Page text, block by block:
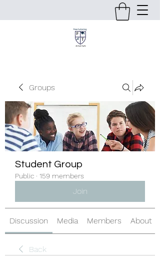
Groups
Student Group
Public · 159 members
Join
Discussion Media Members About
Back